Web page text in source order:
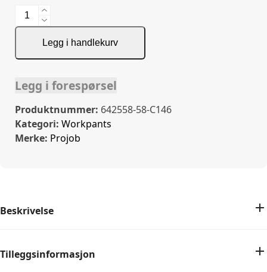
2558
Stretchpant
Legg i handlekurv
Legg i forespørsel
Produktnummer: 642558-58-C146
Kategori: Workpants
Merke: Projob
Beskrivelse
Tilleggsinformasjon